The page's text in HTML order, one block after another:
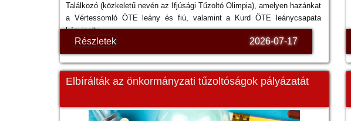
Találkozó (közkeletű nevén az Ifjúsági Tűzoltó Olimpia), amelyen hazánkat
a Vértessomló ÖTE leány és fiú, valamint a Kurd ÖTE leánycsapata
képviselte.
Részletek 2026-07-17
Elbírálták az önkormányzati tűzoltóságok pályázatát